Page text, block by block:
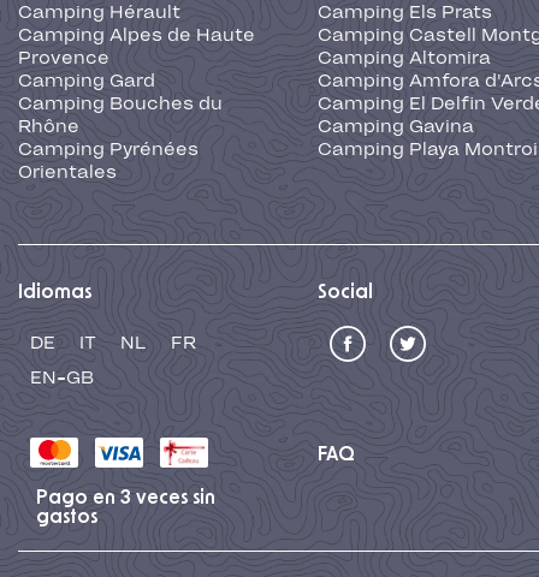
Camping Hérault
Camping Alpes de Haute
Provence
Camping Gard
Camping Bouches du
Rhône
Camping Pyrénées
Orientales
Camping Els Prats
Camping Castell
Camping Altomira
Camping Amfora
Camping El Delfin
Camping Gavina
Camping Playa
Idiomas
DE IT NL
FR
EN-GB
Social
FAQ
Pago en 3 veces sin
gastos